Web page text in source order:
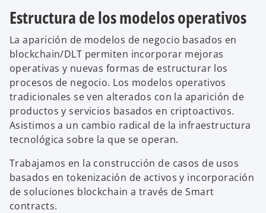
Estructura de los modelos operativos
La aparición de modelos de negocio basados en
blockchain/DLT permiten incorporar mejoras
operativas y nuevas formas de estructurar los
procesos de negocio. Los modelos operativos
tradicionales se ven alterados con la aparición de
productos y servicios basados en criptoactivos.
Asistimos a un cambio radical de la infraestructura
tecnológica sobre la que se operan.
Trabajamos en la construcción de casos de usos
basados en tokenización de activos y incorporación
de soluciones blockchain a través de Smart
contracts.